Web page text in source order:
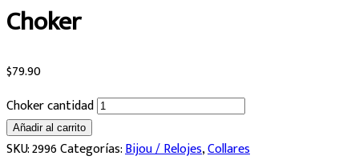
Choker
$79.90
Choker cantidad
Añadir al carrito
SKU:2996Categorías:Bijou / Relojes,Collares